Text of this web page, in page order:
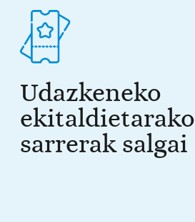
Udazkeneko
ekitaldietarako
sarrerak salgai